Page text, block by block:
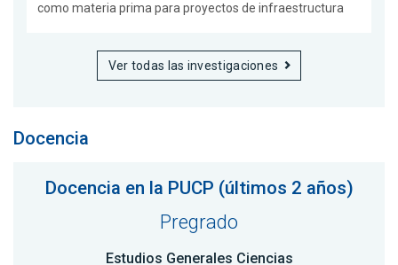
como materia prima para proyectos de infraestructura
Ver todas las investigaciones
Docencia
Docencia en la PUCP (últimos 2 años)
Pregrado
Estudios Generales Ciencias